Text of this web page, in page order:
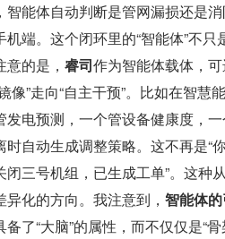
智能体自动判断是管网漏损还是
机端。这个闭环里的“智能体”不
意的是， 睿司作为智能体载体，
像”走向“自主干预”。比如在智
发电预测，一个管设备健康度，
时自动生成调整策略。这不再是“
闭三号机组，已生成工单”。这种
异化的方向。我注意到， 智能体
了“大脑”的属性，而不仅仅是“骨